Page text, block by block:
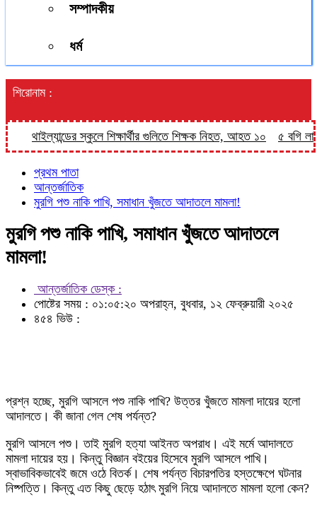
সম্পাদকীয়
ধর্ম
শিরোনাম :
থাইল্যান্ডের স্কুলে শিক্ষার্থীর গুলিতে শিক্ষক নিহত, আহত ১০ ৫ বগি
প্রথম পাতা
আন্তর্জাতিক
মুরগি পশু নাকি পাখি, সমাধান খুঁজতে আদাতলে মামলা!
মুরগি পশু নাকি পাখি, সমাধান খুঁজতে আদাতলে
মামলা!
আন্তর্জাতিক ডেস্ক :
পোষ্টের সময় : ০১:০৫:২০ অপরাহ্ন, বুধবার, ১২ ফেব্রুয়ারী ২০২৫
৪৫৪ ভিউ :
প্রশ্ন হচ্ছে, মুরগি আসলে পশু নাকি পাখি? উত্তর খুঁজতে মামলা দায়ের হলো
আদালতে। কী জানা গেল শেষ পর্যন্ত?
মুরগি আসলে পশু। তাই মুরগি হত্যা আইনত অপরাধ। এই মর্মে আদালতে
মামলা দায়ের হয়। কিন্তু বিজ্ঞান বইয়ের হিসেবে মুরগি আসলে পাখি।
স্বাভাবিকভাবেই জমে ওঠে বিতর্ক। শেষ পর্যন্ত বিচারপতির হস্তক্ষেপে ঘটনার
নিষ্পত্তি। কিন্তু এত কিছু ছেড়ে হঠাৎ মুরগি নিয়ে আদালতে মামলা হলো কেন?